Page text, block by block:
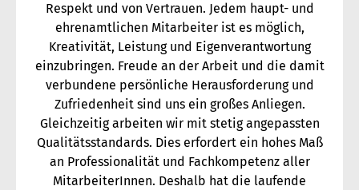
Respekt und von Vertrauen. Jedem haupt- und
ehrenamtlichen Mitarbeiter ist es möglich,
Kreativität, Leistung und Eigenverantwortung
einzubringen. Freude an der Arbeit und die damit
verbundene persönliche Herausforderung und
Zufriedenheit sind uns ein großes Anliegen.
Gleichzeitig arbeiten wir mit stetig angepassten
Qualitätsstandards. Dies erfordert ein hohes Maß
an Professionalität und Fachkompetenz aller
MitarbeiterInnen. Deshalb hat die laufende